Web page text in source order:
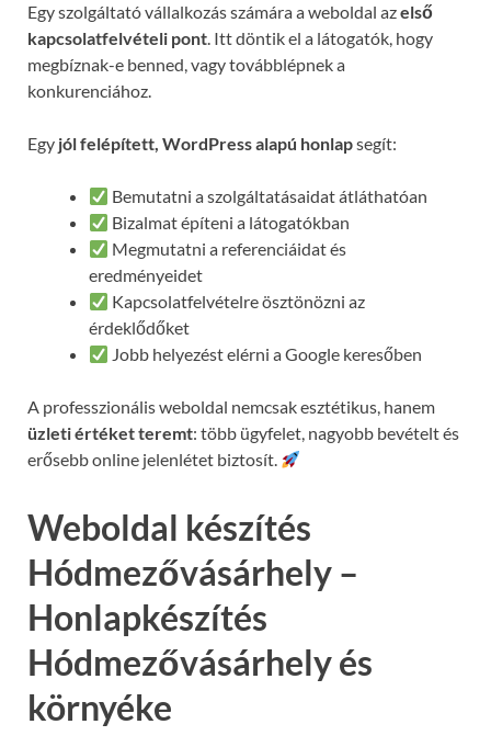
Egy szolgáltató vállalkozás számára a weboldal azelső
kapcsolatfelvételi pont. Itt döntik el a látogatók, hogy
megbíznak-e benned, vagy továbblépnek a
konkurenciához.
Egy jól felépített, WordPress alapú honlapsegít:
Bemutatni a szolgáltatásaidat átláthatóan
Bizalmat építeni a látogatókban
Megmutatni a referenciáidat és
eredményeidet
Kapcsolatfelvételre ösztönözni az
érdeklődőket
Jobb helyezést elérni a Google keresőben
A professzionális weboldal nemcsak esztétikus, hanem
üzleti értéket teremt: több ügyfelet, nagyobb bevételt és
erősebb online jelenlétet biztosít.
Weboldal készítés
Hódmezővásárhely –
Honlapkészítés
Hódmezővásárhely és
környéke